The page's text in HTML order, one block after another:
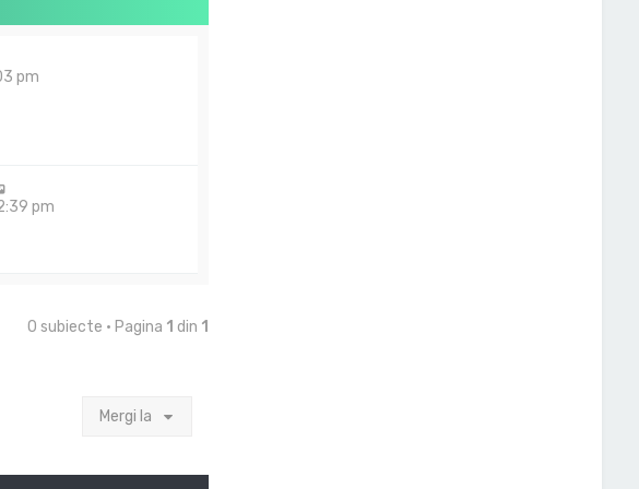
pm
pm
0 subiecte • Pagina 1 din 1
Mergi la